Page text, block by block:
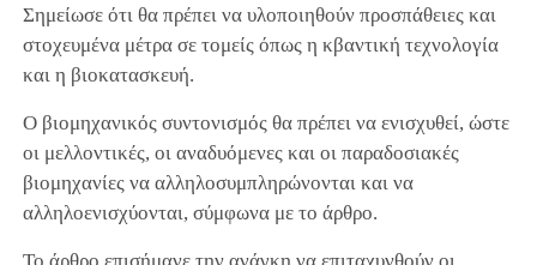
Σημείωσε ότι θα πρέπει να υλοποιηθούν προσπάθειες και
στοχευμένα μέτρα σε τομείς όπως η κβαντική τεχνολογία
και η βιοκατασκευή.
Ο βιομηχανικός συντονισμός θα πρέπει να ενισχυθεί, ώστε
οι μελλοντικές, οι αναδυόμενες και οι παραδοσιακές
βιομηχανίες να αλληλοσυμπληρώνονται και να
αλληλοενισχύονται, σύμφωνα με το άρθρο.